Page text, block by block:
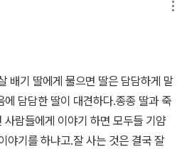
하지만 난 그렇게 생각하지 않아. 잘
처참할 수 있는지 난 잘 알아. 그러니
하지 말게. 젊은이들은 갈등과 고민과
이 비참하다며 나를찾아오곤 한다
다면서... dalha says : 가끔, 아주 가
않았을까? 왜 ~~한 생각을 하지 못
체로 지금 나이가 더 좋아. 적어도 내
이 우울한 건 그 때문일 것이다. 지난 밤
이 책장으로 섰다. 몇 해 전 읽은 책 한
서였다. 이유가 왜인지는 알 수 없다.
건 탓 일게다. 반갑게도 아래쪽 한 켠
며 책을 꺼냈다. 이 책을 읽던 몇 해 전
억, 눈물을 닦으며 흣하고 웃었던 기억
슨 일이 있었는지 기억엔 없다. 괴로
배기 딸에게 물으면 딸은 담담하게 말
에 담담한 딸이 대견하다.종종 딸과 죽
람들에게 이야기 하면 모두들 기얌
야기를 하냐고.잘 사는 것은 결국 잘